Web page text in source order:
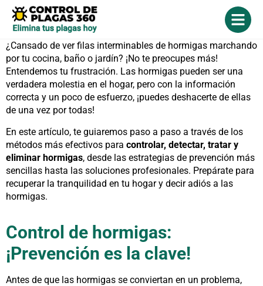
¿Cansado de ver filas interminables de hormigas marchando
por tu cocina, baño o jardín? ¡No te preocupes más!
Entendemos tu frustración. Las hormigas pueden ser una
verdadera molestia en el hogar, pero con la información
correcta y un poco de esfuerzo, ¡puedes deshacerte de ellas
de una vez por todas!
En este artículo, te guiaremos paso a paso a través de los
métodos más efectivos para controlar, detectar, tratar y
eliminar hormigas, desde las estrategias de prevención más
sencillas hasta las soluciones profesionales. Prepárate para
recuperar la tranquilidad en tu hogar y decir adiós a las
hormigas.
Control de hormigas:
¡Prevención es la clave!
Antes de que las hormigas se conviertan en un problema,